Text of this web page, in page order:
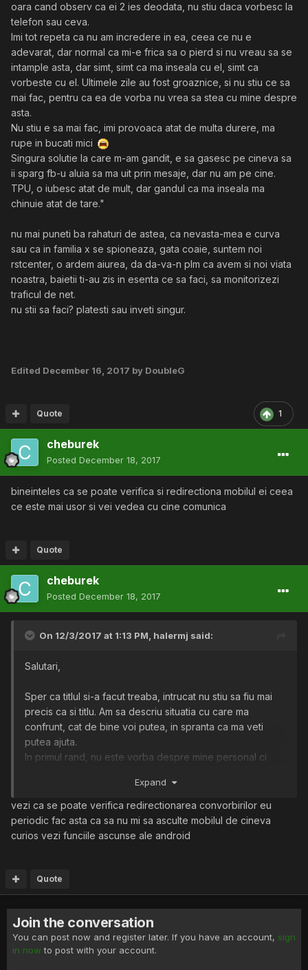
oara cand observ ca ei 2 ies deodata, nu stiu daca vorbesc la
telefon sau ceva.
Imi tot repeta ca nu am incredere in ea, ceea ce nu e
adevarat, dar normal ca mi-e frica sa o pierd si nu vreau sa se
intample asta, dar simt, simt ca ma inseala cu el, simt ca
vorbeste cu el. Ultimele zile au fost groaznice, si nu stiu ce sa
mai fac, pentru ca ea de vorba nu vrea sa stea cu mine despre
asta.
Nu stiu e sa mai fac, imi provoaca atat de multa durere, ma
rupe in bucati mici
Singura solutie la care m-am gandit, e sa gasesc pe cineva sa
ii sparg fb-u aluia sa ma uit prin mesaje, dar nu am pe cine.
TPU, o iubesc atat de mult, dar gandul ca ma inseala ma
chinuie atat de tare."
nu mai puneti ba rahaturi de astea, ca nevasta-mea e curva
sau ca in familia x se spioneaza, gata coaie, suntem noi
rstcenter, o ardem aiurea, da da-va-n plm ca avem si noi viata
noastra, baietii ti-au zis in esenta ce sa faci, sa monitorizezi
traficul de net.
nu stii sa faci? platesti sau inveti singur.
Edited December 16, 2017 by DoubleG
1
Quote
cheburek
Posted December 18, 2017
bineinteles ca se poate verifica si redirectiona mobilul ei ceea
ce este mai usor si vei vedea cu cine comunica
Quote
cheburek
Posted December 18, 2017
On 12/3/2017 at 1:13 PM, halermj said:
Salutari,
Sper ca titlul si-a facut treaba, intrucat nu stiu sa fiu mai
precis ca si titlu. Am sa descriu situatia cu care ma
confrunt, cat de bine voi putea, in spranta ca ma veti
putea ajuta.
In primul rand, nu este vorba despre mine personal ci
acesteia sunt divortati si locuiesc separat, iar copii stau
cu mama. Ocazional, acestia isi viziteaza si tatal. Intr-una
din astfel de vizite, unul dintre copii a auzit de pe
telefonul tatalui vocea mamei si a bunicii sale, dupa care
Cu mai multe ocazii, cand se discuta despre persoana lui
(tatalui), la scurt timp mama primea un mesaj/apel de la
acesta referitor la discutia respectiva.
Eu unul nu exclud nici existenta unor alte dispozitive de
ascultare, dar tind sa cred ca este vorba mai mult despre
ceva instalat fizic/software in telefon.
Expand
vezi ca se poate verifica redirectionarea convorbirilor eu
periodic fac asta ca sa nu mi sa asculte mobilul de cineva
curios vezi funciile ascunse ale android
Quote
Join the conversation
You can post now and register later. If you have an account, sign
in now to post with your account.